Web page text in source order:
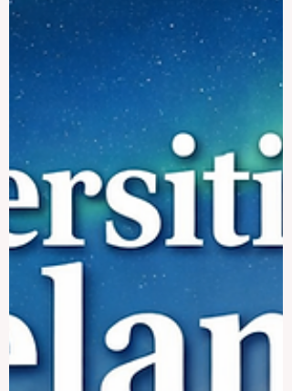
universidades de Estados Unidos? La
respuesta depende de lo que busque
cada estudiante, porque algunas
universidades son más fuertes en
ciencias, otras en negocios, otras en
derecho y otras en investigación en
general. Aun así, hay algunos nombres
que son conocidos en todo el mundo por
su calidad académica, su gran reputación,
sus excelentes profesores y sus
graduados exitosos. Aquí tienes una guía
sen